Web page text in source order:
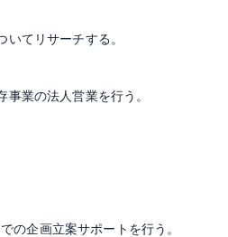
てリサーチする。
業の法人営業を行う。
の企画立案サポートを行う。